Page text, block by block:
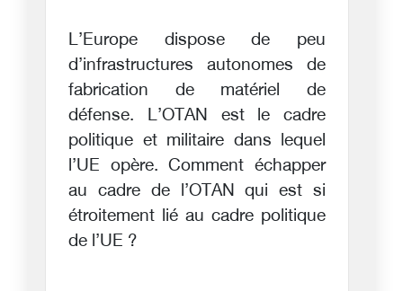
L’Europe dispose de peu
d’infrastructures autonomes de
fabrication de matériel de
défense. L’OTAN est le cadre
politique et militaire dans lequel
l’UE opère. Comment échapper
au cadre de l’OTAN qui est si
étroitement lié au cadre politique
de l’UE ?